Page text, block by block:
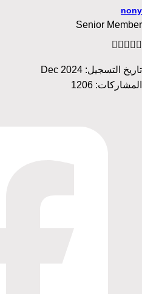
nony
Senior Member
تاريخ التسجيل: Dec 2024
المشاركات: 1206